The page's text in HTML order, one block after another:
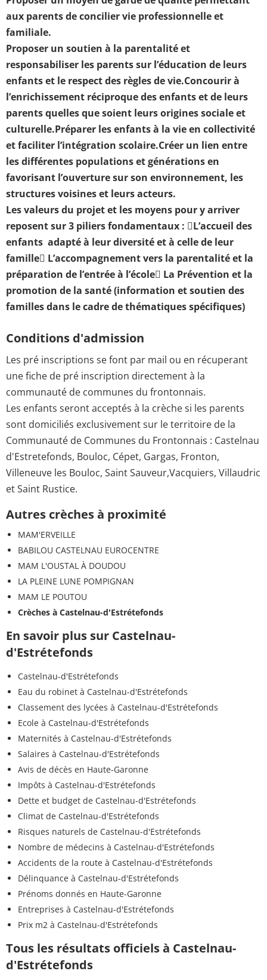
aux parents de concilier vie professionnelle et
familiale.
Proposer un soutien à la parentalité et
responsabiliser les parents sur l’éducation de leurs
enfants et le respect des règles de vie.Concourir à
l’enrichissement réciproque des enfants et de leurs
parents quelles que soient leurs origines sociale et
culturelle.Préparer les enfants à la vie en collectivité
et faciliter l’intégration scolaire.Créer un lien entre
les différentes populations et générations en
favorisant l’ouverture sur son environnement, les
structures voisines et leurs acteurs.
Les valeurs du projet et les moyens pour y arriver
reposent sur 3 piliers fondamentaux : L’accueil des
enfants adapté à leur diversité et à celle de leur
famille L’accompagnement vers la parentalité et la
préparation de l’entrée à l’école La Prévention et la
promotion de la santé (information et soutien des
familles dans le cadre de thématiques spécifiques)
Conditions d'admission
Les pré inscriptions se font par mail ou en récuperant
une fiche de pré inscription directement à la
communauté de communes du frontonnais.
Les enfants seront acceptés à la crèche si les parents
sont domiciliés exclusivement sur le territoire de la
Communauté de Communes du Frontonnais : Castelnau
d'Estretefonds, Bouloc, Cépet, Gargas, Fronton,
Villeneuve les Bouloc, Saint Sauveur,Vacquiers, Villaudric
et Saint Rustice.
Autres crèches à proximité
MAM'ERVEILLE
BABILOU CASTELNAU EUROCENTRE
MAM L'OUSTAL À DOUDOU
LA PLEINE LUNE POMPIGNAN
MAM LE POUTOU
Crèches à Castelnau-d'Estrétefonds
En savoir plus sur Castelnau-
d'Estrétefonds
Castelnau-d'Estrétefonds
Eau du robinet à Castelnau-d'Estrétefonds
Classement des lycées à Castelnau-d'Estrétefonds
Ecole à Castelnau-d'Estrétefonds
Maternités à Castelnau-d'Estrétefonds
Salaires à Castelnau-d'Estrétefonds
Avis de décès en Haute-Garonne
Impôts à Castelnau-d'Estrétefonds
Dette et budget de Castelnau-d'Estrétefonds
Climat de Castelnau-d'Estrétefonds
Risques naturels de Castelnau-d'Estrétefonds
Nombre de médecins à Castelnau-d'Estrétefonds
Accidents de la route à Castelnau-d'Estrétefonds
Délinquance à Castelnau-d'Estrétefonds
Prénoms donnés en Haute-Garonne
Entreprises à Castelnau-d'Estrétefonds
Prix m2 à Castelnau-d'Estrétefonds
Tous les résultats officiels à Castelnau-
d'Estrétefonds